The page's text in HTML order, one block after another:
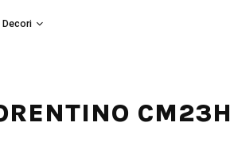
Decori
CM23H